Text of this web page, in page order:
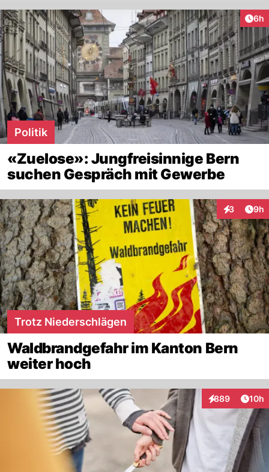
6h
Politik
«Zuelose»: Jungfreisinnige Bern
suchen Gespräch mit Gewerbe
3 9h
Trotz Niederschlägen
Waldbrandgefahr im Kanton Bern
weiter hoch
889
Interaktionen
10h